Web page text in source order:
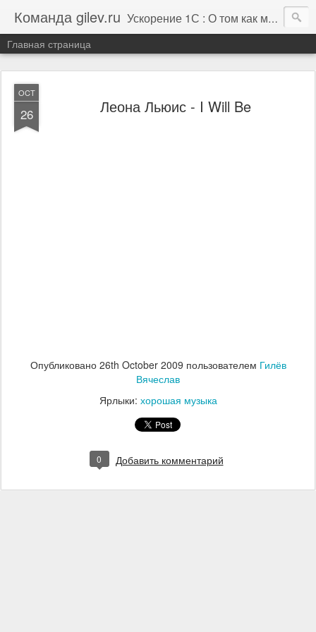
Команда gilev.ru Ускорение 1С : О том как мы это делаем. И не только про это.
Главная страница
OCT
26 Леона Льюис - I Will Be
Опубликовано 26th October 2009 пользователем Гилёв
Вячеслав
Ярлыки: хорошая музыка
0 Добавить комментарий